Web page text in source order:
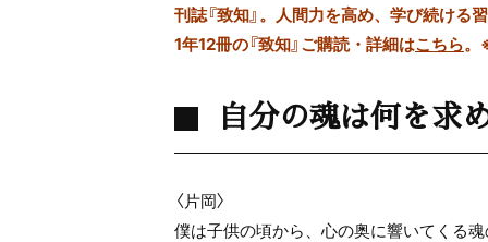
刊誌『致知』。人間力を高め、学び続ける
1年12冊の『致知』ご購読・詳細はこちら。
自分の魂は何を求
〈片岡〉
僕は子供の頃から、心の奥に響いてくる